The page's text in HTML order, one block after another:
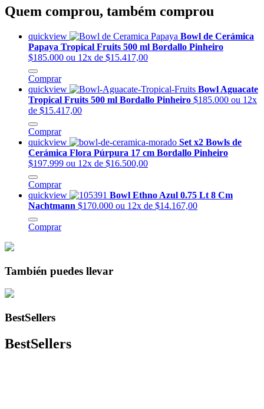
Quem comprou, também comprou
quickview
Bowl de Cerámica
Papaya Tropical Fruits 500 ml Bordallo Pinheiro
$185.000 ou 12x de $15.417,00
Comprar
quickview
Bowl Aguacate
Tropical Fruits 500 ml Bordallo Pinheiro $185.000 ou 12x
de $15.417,00
Comprar
quickview
Set x2 Bowls de
Cerámica Flora Púrpura 17 cm Bordallo Pinheiro
$197.999 ou 12x de $16.500,00
Comprar
quickview
Bowl Ethno Azul 0.75 Lt 8 Cm
Nachtmann $170.000 ou 12x de $14.167,00
Comprar
También puedes llevar
BestSellers
BestSellers